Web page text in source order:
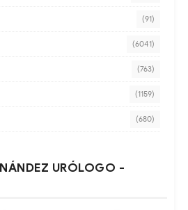
(91)
(6041)
(763)
(1159)
(680)
URÓLOGO -